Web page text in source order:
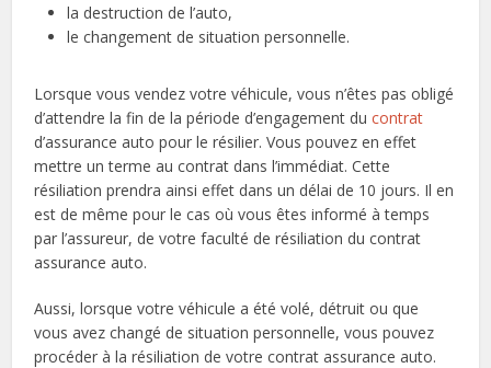
la destruction de l’auto,
le changement de situation personnelle.
Lorsque vous vendez votre véhicule, vous n’êtes pas obligé
d’attendre la fin de la période d’engagement ducontrat
d’assurance auto pour le résilier. Vous pouvez en effet
mettre un terme au contrat dans l’immédiat. Cette
résiliation prendra ainsi effet dans un délai de 10 jours. Il en
est de même pour le cas où vous êtes informé à temps
par l’assureur, de votre faculté de résiliation du contrat
assurance auto.
Aussi, lorsque votre véhicule a été volé, détruit ou que
vous avez changé de situation personnelle, vous pouvez
procéder à la résiliation de votre contrat assurance auto.